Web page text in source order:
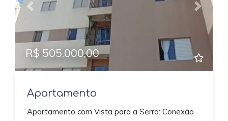
Previous Next
R$ 505.000,00
Apartamento
Apartamento com Vista para a Serra: Conexão